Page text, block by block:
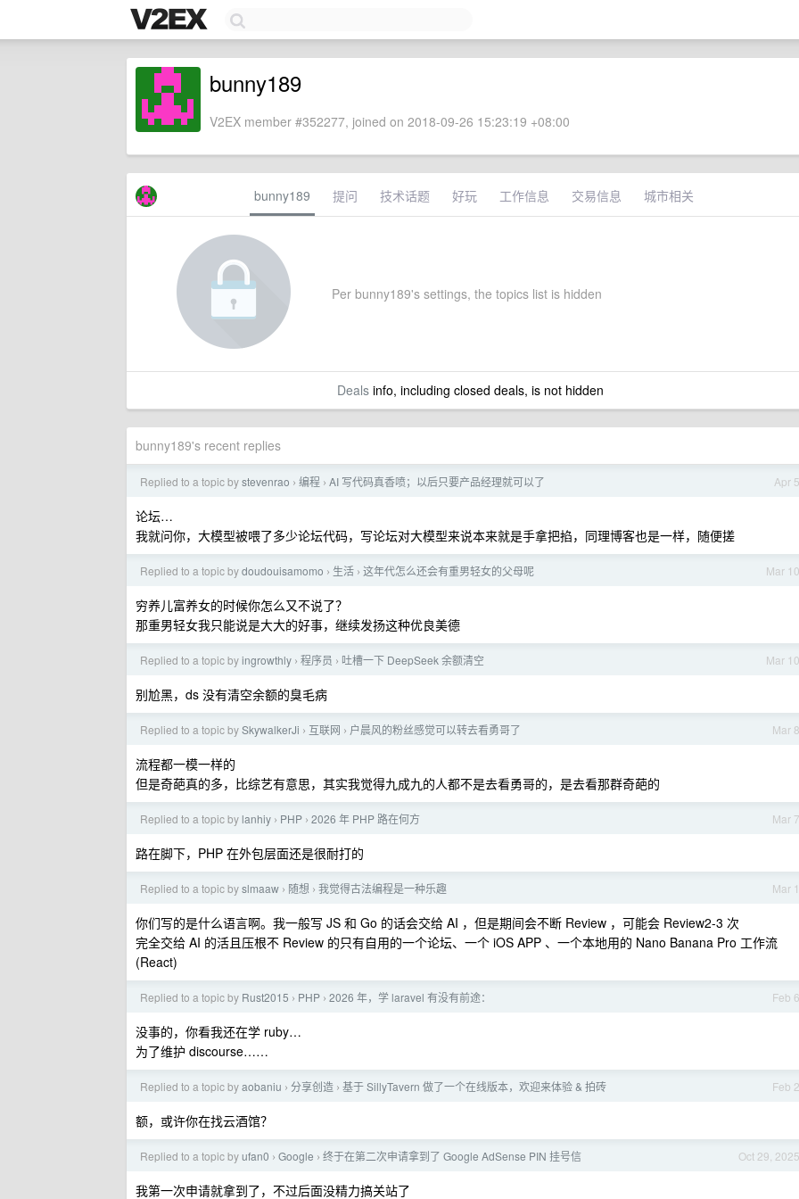
bunny189
V2EX member #352277, joined on 2018-09-26 15:23:19 +08:00
bunny189 提问 技术话题 好玩 工作信息 交易信息 城市相关
Per bunny189's settings, the topics list is hidden
Dealsinfo, including closed deals, is not hidden
bunny189's recent replies
Apr 5
Replied to a topic bystevenrao › 编程 › AI 写代码真香喷；以后只要产品经理就可以了
论坛…
我就问你，大模型被喂了多少论坛代码，写论坛对大模型来说本来就是手拿把掐，同理博客也是一样，随便搓
Mar 10
Replied to a topic bydoudouisamomo › 生活 › 这年代怎么还会有重男轻女的父母呢
穷养儿富养女的时候你怎么又不说了？
那重男轻女我只能说是大大的好事，继续发扬这种优良美德
Mar 10
Replied to a topic byingrowthly › 程序员 › 吐槽一下 DeepSeek 余额清空
别尬黑，ds 没有清空余额的臭毛病
Mar 8
Replied to a topic bySkywalkerJi › 互联网 › 户晨风的粉丝感觉可以转去看勇哥了
流程都一模一样的
但是奇葩真的多，比综艺有意思，其实我觉得九成九的人都不是去看勇哥的，是去看那群奇葩的
Mar 7
Replied to a topic by lanhiy › PHP › 2026 年 PHP 路在何方
路在脚下，PHP 在外包层面还是很耐打的
Mar 1
Replied to a topic byslmaaw › 随想 › 我觉得古法编程是一种乐趣
你们写的是什么语言啊。我一般写 JS 和 Go 的话会交给 AI ，但是期间会不断 Review ，可能会 Review2-3 次
完全交给 AI 的活且压根不 Review 的只有自用的一个论坛、一个 iOS APP 、一个本地用的 Nano Banana Pro 工作流
(React)
Feb 6
Replied to a topic by Rust2015 › PHP › 2026 年，学 laravel 有没有前途：
没事的，你看我还在学 ruby…
为了维护 discourse……
Feb 2
Replied to a topic byaobaniu › 分享创造 › 基于 SillyTavern 做了一个在线版本，欢迎来体验 & 拍砖
额，或许你在找云酒馆？
Oct 29, 2025
Replied to a topic byufan0 › Google › 终于在第二次申请拿到了 Google AdSense PIN 挂号信
我第一次申请就拿到了，不过后面没精力搞关站了